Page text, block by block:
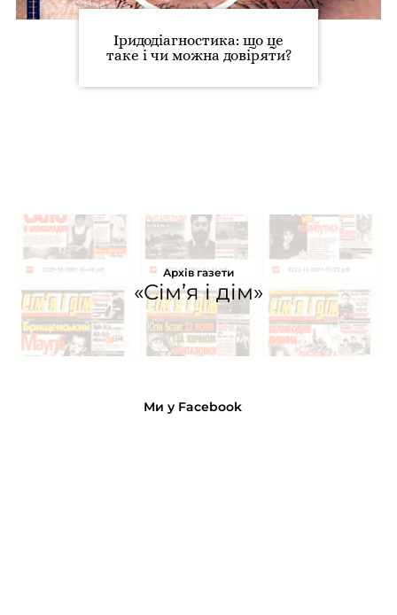
Іридодіагностика: що це
таке і чи можна довіряти?
Архів газети
«Сім’я і дім»
Ми у Facebook